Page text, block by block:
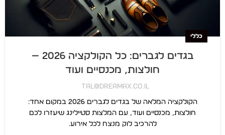
כללי
בגדים לגברים: כל הקולקציה 2026 —
חולצות, מכנסיים ועוד
Tal@dreamax.co.il
הקולקציה המלאה של בגדים לגברים 2026 במקום אחד:
חולצות, מכנסיים ועוד, עם המלצות סטיילינג שיעזרו לכם
להרכיב לוק מנצח לכל אירוע.